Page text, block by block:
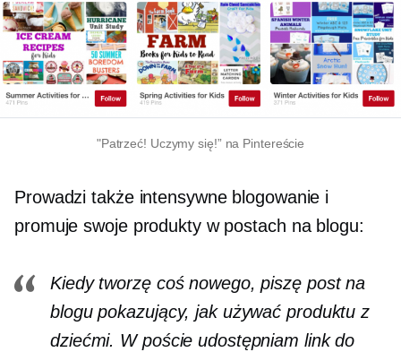
"Patrzeć! Uczymy się!” na Pintereście
Prowadzi także intensywne blogowanie i
promuje swoje produkty w postach na blogu:
Kiedy tworzę coś nowego, piszę post na
blogu pokazujący, jak używać produktu z
dziećmi. W poście udostępniam link do